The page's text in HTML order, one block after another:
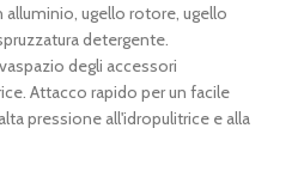
ugello rotore, ugello
detergente.
degli accessori
Attacco rapido per un facile
pressione all'idropulitrice e alla